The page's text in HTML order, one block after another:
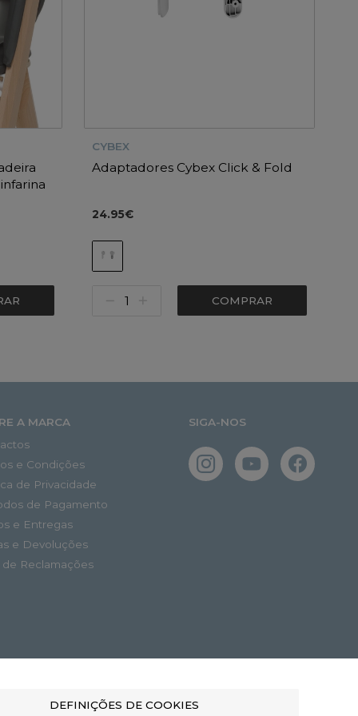
CYBEX
Adaptadores Cybex Click & Fold
24.95€
COMPRAR
A MARCA
e Condições
de Privacidade
de Pagamento
e Entregas
e Devoluções
de Reclamações
SIGA-NOS
DEFINIÇÕES DE COOKIES